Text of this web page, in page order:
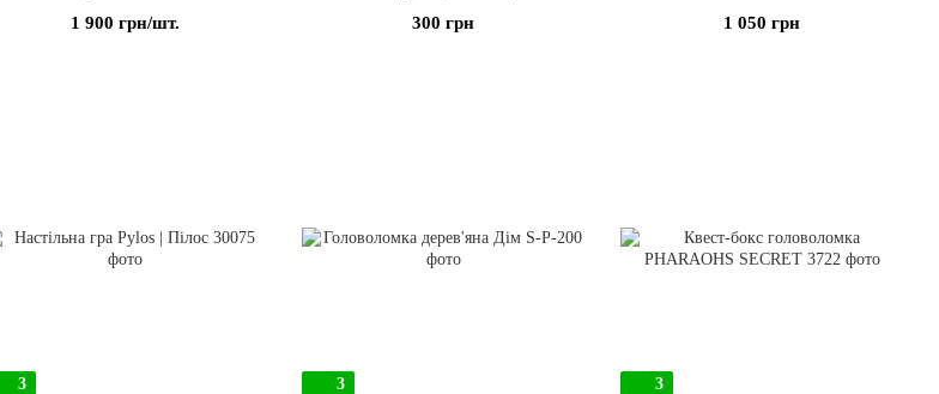
1 900 грн/шт.
300 грн
1 050 грн
3 3 3